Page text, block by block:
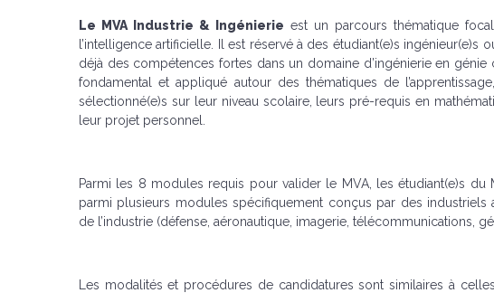
Le MVA Industrie & Ingénierie est un parcours thématique
l’intelligence artificielle. Il est réservé à des étudiant(e)s
déjà des compétences fortes dans un domaine d’ingénierie en
fondamental et appliqué autour des thématiques de
sélectionné(e)s sur leur niveau scolaire, leurs pré-requis en
leur projet personnel.
Parmi les 8 modules requis pour valider le MVA, les étudiant(e)s
parmi plusieurs modules spécifiquement conçus par des
de l’industrie (défense, aéronautique, imagerie, télécommunications,
Les modalités et procédures de candidatures sont similaires à